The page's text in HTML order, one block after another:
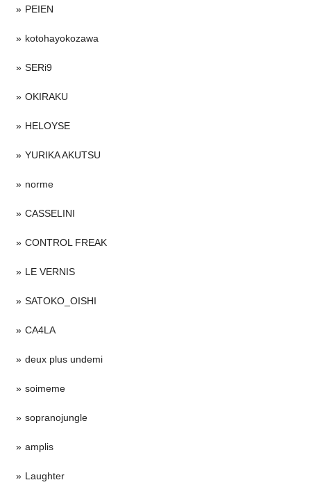
PEIEN
kotohayokozawa
SERi9
OKIRAKU
HELOYSE
YURIKA AKUTSU
norme
CASSELINI
CONTROL FREAK
LE VERNIS
SATOKO_OISHI
CA4LA
deux plus undemi
soimeme
sopranojungle
amplis
Laughter